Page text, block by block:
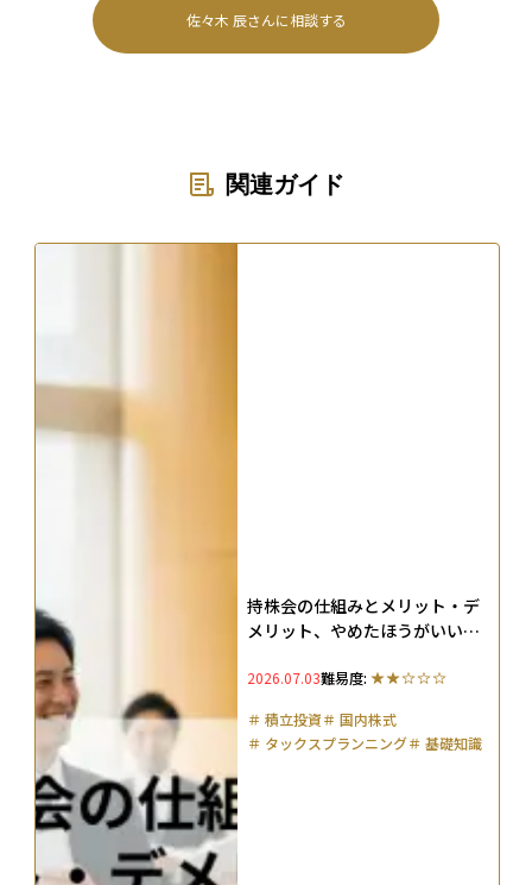
佐々木 辰さんに相談する
関連ガイド
持株会の仕組みとメリット・デ
メリット、やめたほうがいい人
2026.07.03難易度:
＃ 積立投資＃ 国内株式
＃ タックスプランニング＃ 基礎知識